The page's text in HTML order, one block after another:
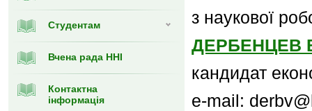
Студентам
Вчена рада ННІ
Контактна
інформація
з наукової
ДЕРБЕНЦЕВ
кандидат
e-mail: